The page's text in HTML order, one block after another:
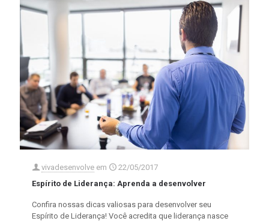
vivadesenvolve em
22/05/2017
Espírito de Liderança: Aprenda a desenvolver
Confira nossas dicas valiosas para desenvolver seu
Espírito de Liderança! Você acredita que liderança nasce